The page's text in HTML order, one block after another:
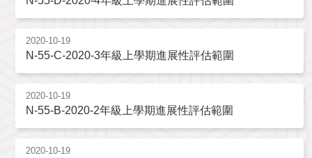
2020-10-19
N-55-C-2020-3年級上學期進展性評估範圍
2020-10-19
N-55-B-2020-2年級上學期進展性評估範圍
2020-10-19